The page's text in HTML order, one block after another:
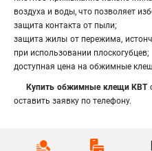
воздуха и воды, что позволяет
защита контакта от пыли;
защита жилы от пережима,
при использовании плоскогубцев;
доступная цена на обжимные
Купить обжимные клещи КВТ
оставить заявку по телефону.